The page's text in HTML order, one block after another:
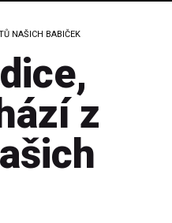
NAŠICH BABIČEK
z